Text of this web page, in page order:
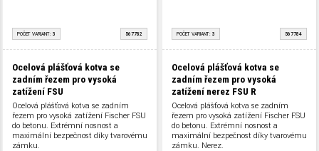
POČET VARIANT: 3 567782
Ocelová plášťová kotva se
zadním řezem pro vysoká
zatížení FSU
Ocelová plášťová kotva se zadním
řezem pro vysoká zatížení Fischer FSU
do betonu. Extrémní nosnost a
maximální bezpečnost díky tvarovému
zámku.
POČET VARIANT: 3 567784
Ocelová plášťová kotva se
zadním řezem pro vysoká
zatížení nerez FSU R
Ocelová plášťová kotva se zadním
řezem pro vysoká zatížení Fischer FSU
do betonu. Extrémní nosnost a
maximální bezpečnost díky tvarovému
zámku. Nerez.